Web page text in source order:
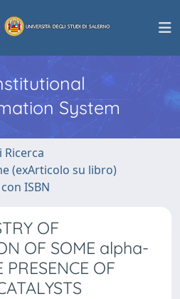
System
(exArticolo su libro)
ISBN
OF
OF SOME alpha-
OF